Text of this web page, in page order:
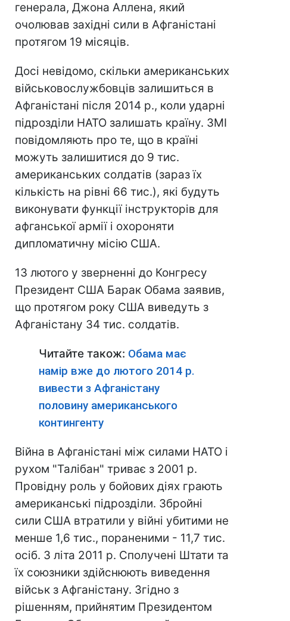
генерала, Джона Аллена, який
очолював західні сили в Афганістані
протягом 19 місяців.
Досі невідомо, скільки американських
військовослужбовців залишиться в
Афганістані після 2014 р., коли ударні
підрозділи НАТО залишать країну. ЗМІ
повідомляють про те, що в країні
можуть залишитися до 9 тис.
американських солдатів (зараз їх
кількість на рівні 66 тис.), які будуть
виконувати функції інструкторів для
афганської армії і охороняти
дипломатичну місію США.
13 лютого у зверненні до Конгресу
Президент США Барак Обама заявив,
що протягом року США виведуть з
Афганістану 34 тис. солдатів.
Читайте також: Обама має
намір вже до лютого 2014 р.
вивести з Афганістану
половину американського
контингенту
Війна в Афганістані між силами НАТО і
рухом "Талібан" триває з 2001 р.
Провідну роль у бойових діях грають
американські підрозділи. Збройні
сили США втратили у війні убитими не
менше 1,6 тис., пораненими - 11,7 тис.
осіб. З літа 2011 р. Сполучені Штати та
їх союзники здійснюють виведення
військ з Афганістану. Згідно з
рішенням, прийнятим Президентом